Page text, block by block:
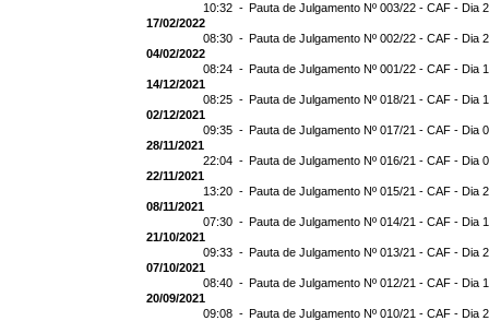
10:32 - Pauta de Julgamento Nº 003/22 - CAF - Dia
17/02/2022
08:30 - Pauta de Julgamento Nº 002/22 - CAF - Dia
04/02/2022
08:24 - Pauta de Julgamento Nº 001/22 - CAF - Dia
14/12/2021
08:25 - Pauta de Julgamento Nº 018/21 - CAF - Dia
02/12/2021
09:35 - Pauta de Julgamento Nº 017/21 - CAF - Dia
28/11/2021
22:04 - Pauta de Julgamento Nº 016/21 - CAF - Dia
22/11/2021
13:20 - Pauta de Julgamento Nº 015/21 - CAF - Dia
08/11/2021
07:30 - Pauta de Julgamento Nº 014/21 - CAF - Dia
21/10/2021
09:33 - Pauta de Julgamento Nº 013/21 - CAF - Dia
07/10/2021
08:40 - Pauta de Julgamento Nº 012/21 - CAF - Dia
20/09/2021
09:08 - Pauta de Julgamento Nº 010/21 - CAF - Dia